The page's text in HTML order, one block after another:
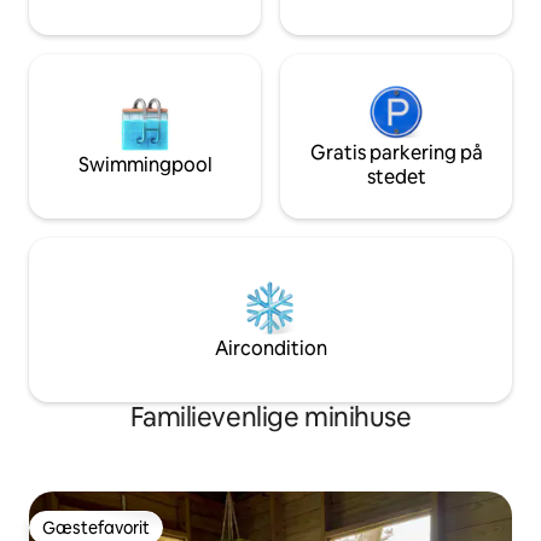
Swimmingpool
Gratis parkering på
stedet
Aircondition
Familievenlige minihuse
Gæstefavorit